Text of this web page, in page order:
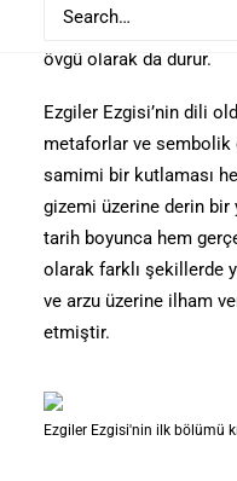
insan sevgisinin en saf
övgü olarak da durur.
Ezgiler Ezgisi’nin dili
metaforlar ve sembolik
samimi bir kutlaması
gizemi üzerine derin bir
tarih boyunca hem
olarak farklı şekillerde
ve arzu üzerine ilham
etmiştir.
Ezgiler Ezgisi'nin ilk bölümü